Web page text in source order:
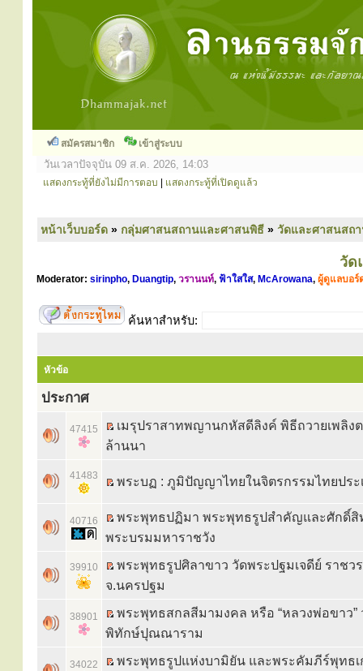
สมัครสมาชิก เข้าสู่ระบบ
วันเวลาปัจจุบัน 09 ส.ค. 2026, 14:03
แสดงกระทู้ที่ยังไม่มีการตอบ แสดงกระทู้ที่เปิดดูแล้ว
หน้าเว็บบอร์ด » กลุ่มศาสนสถานและศาสนพิธี » วัดและศาสนสถ
วัด
Moderator: sirinpho, Duangtip, วรานนท์, ฟ้าใสใส, McArowana, ผู้ดูแลบอร์
ค้นหาสำหรับ:
หัวข้อ
ประกาศ
47415
เมรุปราสาทพญานกหัสดีลิงค์ พิธีถวายเพลิง
ล้านนา
41483 พระบฏ : ภูมิปัญญาไทยในจิตรกรรมไทยปร
40716
พระพุทธปฏิมา พระพุทธรูปสำคัญและศักดิ์สิ
พระบรมมหาราชวัง
39910
พระพุทธรูปศิลาขาว วัดพระปฐมเจดีย์ ราชว
จ.นครปฐม
38901
พระพุทธสกลสีมามงคล หรือ “หลวงพ่อขาว”
พิทักษ์ปุณณาราม
34022
พระพุทธรูปแห่งบามิยัน และพระคัมภีร์พุทธ